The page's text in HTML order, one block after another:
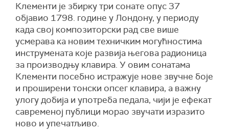
Клементи је збирку три сонате опус 37
објавио 1798. године у Лондону, у периоду
када свој композиторски рад све више
усмерава ка новим техничким могућностима
инструмената које развија његова радионица
за производњу клавира. У овим сонатама
Клементи посебно истражује нове звучне боје
и проширени тонски опсег клавира, а важну
улогу добија и употреба педала, чији је ефекат
савременој публици морао звучати изразито
ново и упечатљиво.